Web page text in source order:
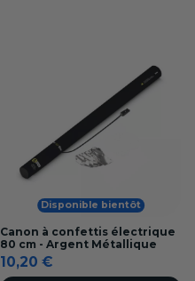
Disponible bientôt
Canon à confettis électrique
80 cm - Argent Métallique
10,20 €